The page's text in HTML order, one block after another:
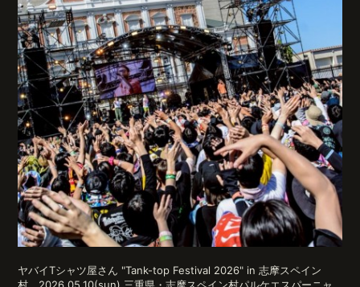
ヤバイTシャツ屋さん "Tank-top Festival 2026" in 志摩スペイン